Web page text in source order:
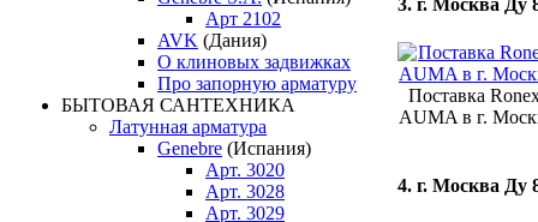
Арт 2102
AVK (Дания)
О клиновых задвижках
Про запорную арматуру
БЫТОВАЯ САНТЕХНИКА
Латунная арматура
Genebre (Испания)
Арт. 3020
Арт. 3028
Арт. 3029
3. г. Москва Ду
Поставка
AUMA в г.
4. г. Москва Ду